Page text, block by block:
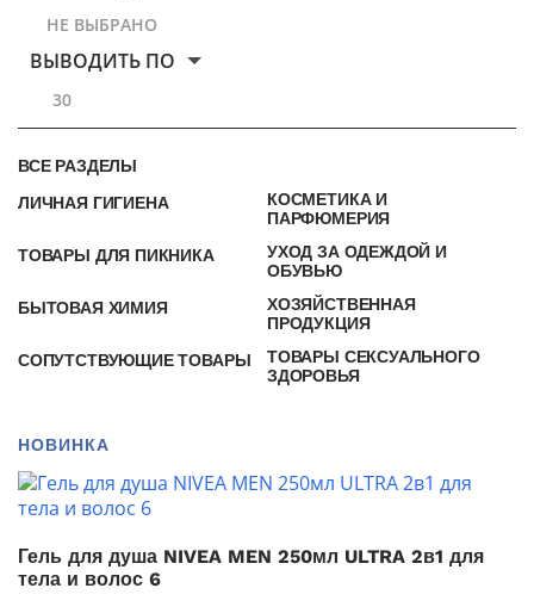
НЕ ВЫБРАНО
ВЫВОДИТЬ ПО
30
ВСЕ РАЗДЕЛЫ
ЛИЧНАЯ ГИГИЕНА
КОСМЕТИКА И
ПАРФЮМЕРИЯ
ТОВАРЫ ДЛЯ ПИКНИКА
УХОД ЗА ОДЕЖДОЙ И
ОБУВЬЮ
БЫТОВАЯ ХИМИЯ
ХОЗЯЙСТВЕННАЯ
ПРОДУКЦИЯ
СОПУТСТВУЮЩИЕ ТОВАРЫ
ТОВАРЫ СЕКСУАЛЬНОГО
ЗДОРОВЬЯ
НОВИНКА
Гель для душа NIVEA MEN 250мл ULTRA 2в1 для
тела и волос 6